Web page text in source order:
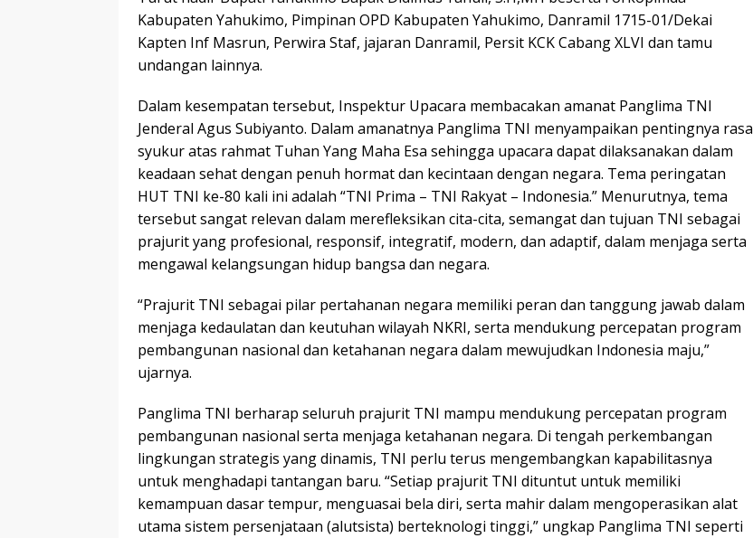
Kabupaten Yahukimo, Pimpinan OPD Kabupaten Yahukimo, Danramil 1715-01/Dekai
Kapten Inf Masrun, Perwira Staf, jajaran Danramil, Persit KCK Cabang XLVI dan tamu
undangan lainnya.
Dalam kesempatan tersebut, Inspektur Upacara membacakan amanat Panglima TNI
Jenderal Agus Subiyanto. Dalam amanatnya Panglima TNI menyampaikan pentingnya rasa
syukur atas rahmat Tuhan Yang Maha Esa sehingga upacara dapat dilaksanakan dalam
keadaan sehat dengan penuh hormat dan kecintaan dengan negara. Tema peringatan
HUT TNI ke-80 kali ini adalah “TNI Prima – TNI Rakyat – Indonesia.” Menurutnya, tema
tersebut sangat relevan dalam merefleksikan cita-cita, semangat dan tujuan TNI sebagai
prajurit yang profesional, responsif, integratif, modern, dan adaptif, dalam menjaga serta
mengawal kelangsungan hidup bangsa dan negara.
“Prajurit TNI sebagai pilar pertahanan negara memiliki peran dan tanggung jawab dalam
menjaga kedaulatan dan keutuhan wilayah NKRI, serta mendukung percepatan program
pembangunan nasional dan ketahanan negara dalam mewujudkan Indonesia maju,”
ujarnya.
Panglima TNI berharap seluruh prajurit TNI mampu mendukung percepatan program
pembangunan nasional serta menjaga ketahanan negara. Di tengah perkembangan
lingkungan strategis yang dinamis, TNI perlu terus mengembangkan kapabilitasnya
untuk menghadapi tantangan baru. “Setiap prajurit TNI dituntut untuk memiliki
kemampuan dasar tempur, menguasai bela diri, serta mahir dalam mengoperasikan alat
utama sistem persenjataan (alutsista) berteknologi tinggi,” ungkap Panglima TNI seperti